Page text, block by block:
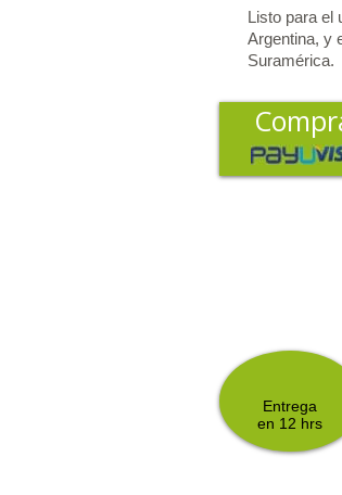
Listo para el
Argentina, y
Suramérica.
Entrega
en 12 hrs